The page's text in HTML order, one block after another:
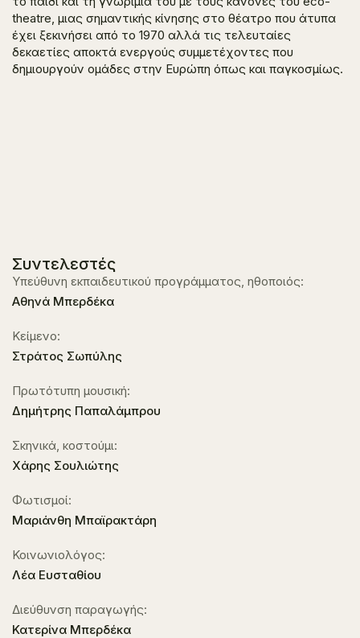
theatre, μιας σημαντικής κίνησης στο θέατρο που άτυπα
έχει ξεκινήσει από το 1970 αλλά τις τελευταίες
δεκαετίες αποκτά ενεργούς συμμετέχοντες που
δημιουργούν ομάδες στην Ευρώπη όπως και παγκοσμίως.
Συντελεστές
Υπεύθυνη εκπαιδευτικού προγράμματος, ηθοποιός:
Αθηνά Μπερδέκα
Κείμενο:
Στράτος Σωπύλης
Πρωτότυπη μουσική:
Δημήτρης Παπαλάμπρου
Σκηνικά, κοστούμι:
Χάρης Σουλιώτης
Φωτισμοί:
Μαριάνθη Μπαϊρακτάρη
Κοινωνιολόγος:
Λέα Ευσταθίου
Διεύθυνση παραγωγής:
Κατερίνα Μπερδέκα